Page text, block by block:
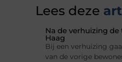
Lees deze
Na de verhuizing
Haag
Bij een verhuizing
van de vorige